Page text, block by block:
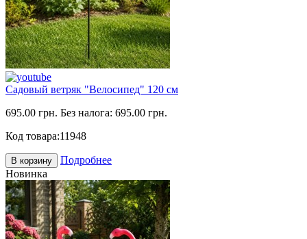
Садовый ветряк "Велосипед" 120 см
695.00 грн. Без налога: 695.00 грн.
Код товара:11948
В корзину
Подробнее
Новинка